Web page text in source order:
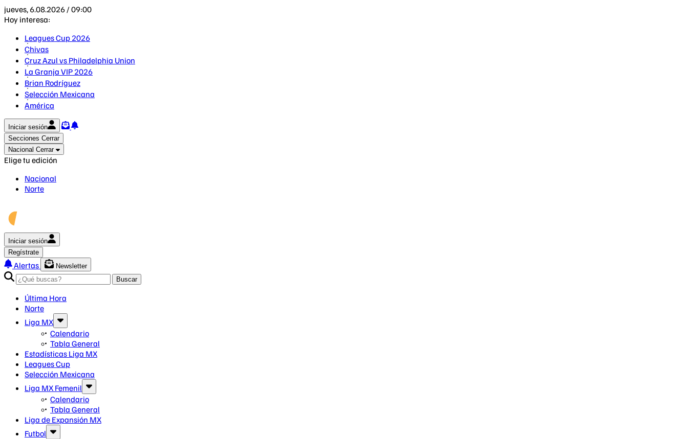
jueves, 6.08.2026 / 09:00
Hoy interesa:
Leagues Cup 2026
Chivas
Cruz Azul vs Philadelphia Union
La Granja VIP 2026
Brian Rodríguez
Selección Mexicana
América
Iniciar sesión
Secciones Cerrar
Nacional Cerrar
Elige tu edición
Nacional
Norte
Iniciar sesión
Regístrate
Alertas
Newsletter
Buscar
Última Hora
Norte
Liga MX
Calendario
Tabla General
Estadísticas Liga MX
Leagues Cup
Selección Mexicana
Liga MX Femenil
Calendario
Tabla General
Liga de Expansión MX
Futbol